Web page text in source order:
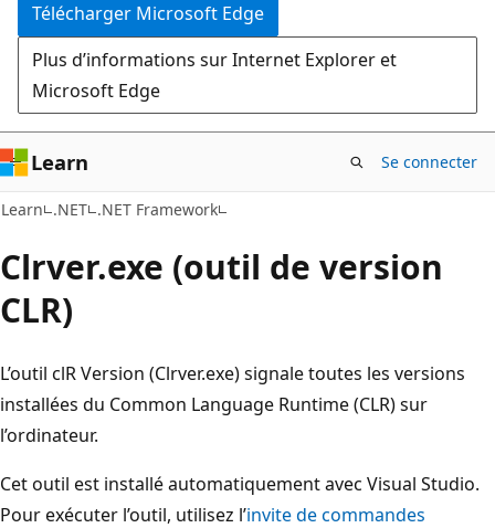
Télécharger Microsoft Edge
Plus d’informations sur Internet Explorer et
Microsoft Edge
Learn Se connecter
Learn .NET .NET Framework
Clrver.exe (outil de version
CLR)
L’outil clR Version (Clrver.exe) signale toutes les versions
installées du Common Language Runtime (CLR) sur
l’ordinateur.
Cet outil est installé automatiquement avec Visual Studio.
Pour exécuter l’outil, utilisez l’invite de commandes